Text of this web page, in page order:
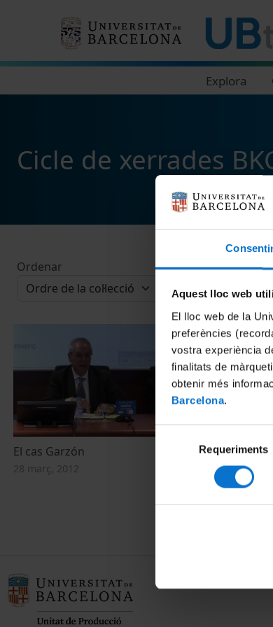
Aquest lloc web
El lloc web de la
preferències
vostra experiència
finalitats de
obtenir més
Barcelona.
Selecció
consentiment
Requeriments
Explora
Cicle de xerrades
Ordenar
El cas Garzón
28 març, 2012
El
19